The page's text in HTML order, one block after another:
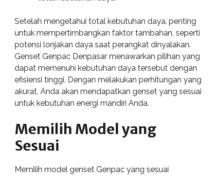
Setelah mengetahui total kebutuhan daya, penting
untuk mempertimbangkan faktor tambahan, seperti
potensi lonjakan daya saat perangkat dinyalakan.
Genset Genpac Denpasar menawarkan pilihan yang
dapat memenuhi kebutuhan daya tersebut dengan
efisiensi tinggi. Dengan melakukan perhitungan yang
akurat, Anda akan mendapatkan genset yang sesuai
untuk kebutuhan energi mandiri Anda.
Memilih Model yang
Sesuai
Memilih model genset Genpac yang sesuai